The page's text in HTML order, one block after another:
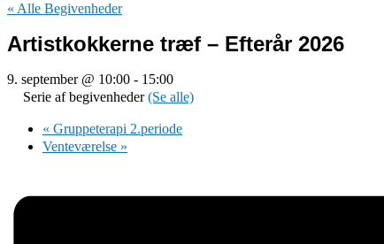
« Alle Begivenheder
Artistkokkerne træf – Efterår 2026
9. september @ 10:00 - 15:00
Serie af begivenheder(Se alle)
« Gruppeterapi 2.periode
Venteværelse »